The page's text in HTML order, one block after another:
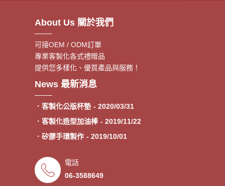
About Us 關於我們
可接OEM / ODM訂單
專業客製化各式禮贈品
提供您多樣化、優質產品與服務！
News 最新消息
費》
．客製化公版杯墊 - 2020/03/31
．客製化造型加油棒 - 2019/11/22
．矽膠手環製作 - 2019/10/01
．來圖印製氣囊支架 低起訂量
．超低價少量手環客製
電話
06-3588649